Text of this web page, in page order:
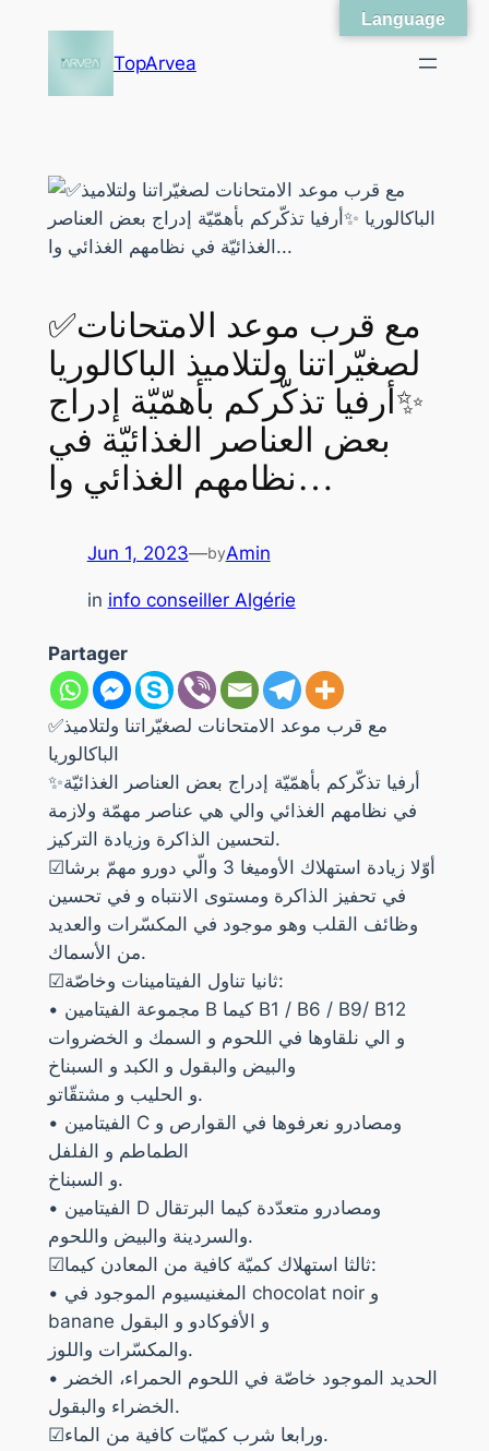
TopArvea
✅مع قرب موعد الامتحانات
لصغيّراتنا ولتلاميذ الباكالوريا
✨أرفيا تذكّركم بأهمّيّة إدراج
بعض العناصر الغذائيّة في
نظامهم الغذائي وا…
Jun 1, 2023—byAmin
in info conseiller Algérie
Partager
✅مع قرب موعد الامتحانات لصغيّراتنا ولتلاميذ
الباكالوريا
✨أرفيا تذكّركم بأهمّيّة إدراج بعض العناصر الغذائيّة
في نظامهم الغذائي والي هي عناصر مهمّة ولازمة
لتحسين الذاكرة وزيادة التركيز.
☑أوّلا زيادة استهلاك الأوميغا 3 والّي دورو مهمّ برشا
في تحفيز الذاكرة ومستوى الانتباه و في تحسين
وظائف القلب وهو موجود في المكسّرات والعديد
من الأسماك.
☑ثانيا تناول الفيتامينات وخاصّة:
• مجموعة الفيتامين B كيما B1 / B6 / B9/ B12
و الي نلقاوها في اللحوم و السمك و الخضروات
والبيض والبقول و الكبد و السبناخ
و الحليب و مشتقّاتو.
• الفيتامين C ومصادرو نعرفوها في القوارص و
الطماطم و الفلفل
و السبناخ.
• الفيتامين D ومصادرو متعدّدة كيما البرتقال
والسردينة والبيض واللحوم.
☑ثالثا استهلاك كميّة كافية من المعادن كيما:
• المغنيسيوم الموجود في chocolat noir و
banane و الأفوكادو و البقول
والمكسّرات واللوز.
• الحديد الموجود خاصّة في اللحوم الحمراء، الخضر
الخضراء والبقول.
☑ورابعا شرب كميّات كافية من الماء.
Language